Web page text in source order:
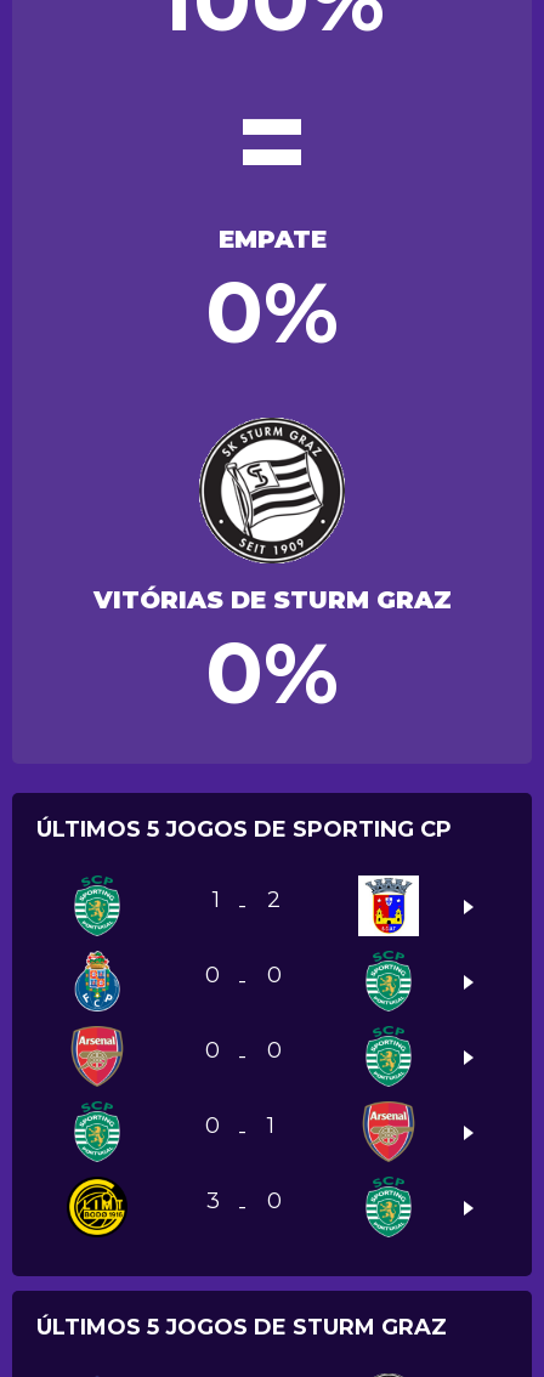
=
EMPATE
0%
VITÓRIAS DE STURM GRAZ
0%
ÚLTIMOS 5 JOGOS DE SPORTING CP
1 - 2
0 - 0
0 - 0
0 - 1
3 - 0
ÚLTIMOS 5 JOGOS DE STURM GRAZ